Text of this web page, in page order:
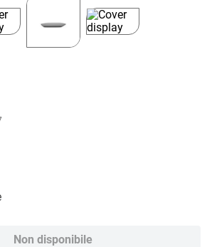
Non disponibile